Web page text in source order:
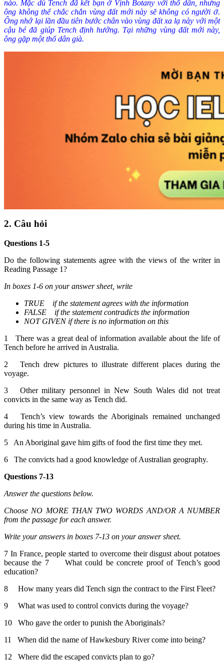
nào. Mặc dù Tench đã kết bạn ở Vịnh Botany với thổ dân, nhưng
ông không thể chắc chắn vùng đất mới này sẽ không có người ở.
Ông nhớ lại lần đầu tiên bước chân vào vùng đất xa lạ này với một
cậu bé đã giúp Tench định hướng. Tại những vùng đất mới này,
ông gặp một thổ dân già.
2. Câu hỏi
Questions 1-5
Do the following statements agree with the views of the writer in
Reading Passage 1?
In boxes 1-6 on your answer sheet, write
TRUE if the statement agrees with the information
FALSE if the statement contradicts the information
NOT GIVEN if there is no information on this
1 There was a great deal of information available about the life of
Tench before he arrived in Australia.
2 Tench drew pictures to illustrate different places during the
voyage.
3 Other military personnel in New South Wales did not treat
convicts in the same way as Tench did.
4 Tench’s view towards the Aboriginals remained unchanged
during his time in Australia.
5 An Aboriginal gave him gifts of food the first time they met.
6 The convicts had a good knowledge of Australian geography.
Questions 7-13
Answer the questions below.
Choose NO MORE THAN TWO WORDS AND/OR A NUMBER
from the passage for each answer.
Write your answers in boxes 7-13 on your answer sheet.
7 In France, people started to overcome their disgust about potatoes
because the 7 What could be concrete proof of Tench’s good
education?
8 How many years did Tench sign the contract to the First Fleet?
9 What was used to control convicts during the voyage?
10 Who gave the order to punish the Aboriginals?
11 When did the name of Hawkesbury River come into being?
12 Where did the escaped convicts plan to go?